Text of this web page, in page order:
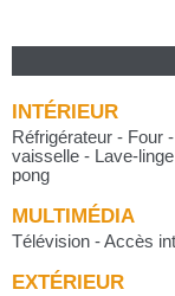
INTÉRIEUR
Réfrigérateur - Four
vaisselle - Lave-
pong
MULTIMÉDIA
Télévision - Accès
EXTÉRIEUR